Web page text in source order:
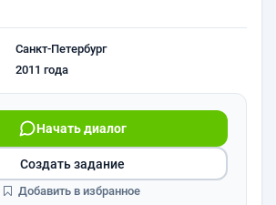
Санкт-Петербург
2011 года
Начать диалог
Создать задание
Добавить в избранное